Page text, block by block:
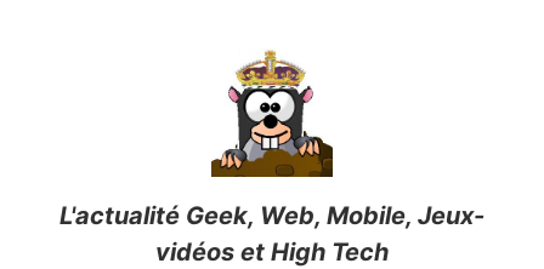
L'actualité Geek, Web, Mobile, Jeux-
vidéos et High Tech